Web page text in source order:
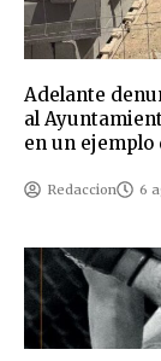
Adelante
al
en un ejemplo
Redaccion 6